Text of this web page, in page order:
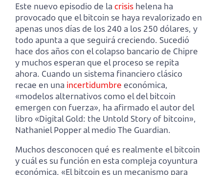
Este nuevo episodio de la crisis helena ha
provocado que el bitcoin se haya revalorizado en
apenas unos días de los 240 a los 250 dólares, y
todo apunta a que seguirá creciendo. Sucedió
hace dos años con el colapso bancario de Chipre
y muchos esperan que el proceso se repita
ahora. Cuando un sistema financiero clásico
recae en una incertidumbre económica,
«modelos alternativos como el del bitcoin
emergen con fuerza», ha afirmado el autor del
libro «Digital Gold: the Untold Story of bitcoin»,
Nathaniel Popper al medio The Guardian.
Muchos desconocen qué es realmente el bitcoin
y cuál es su función en esta compleja coyuntura
económica. «El bitcoin es un mecanismo para